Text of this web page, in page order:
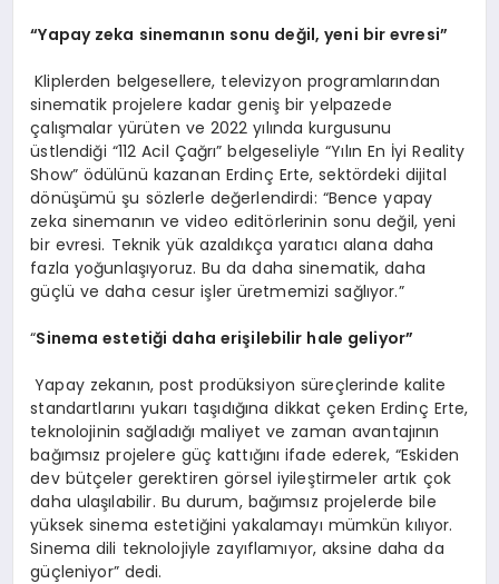
“Yapay zeka sinemanın sonu değil, yeni bir evresi”
Kliplerden belgesellere, televizyon programlarından
sinematik projelere kadar geniş bir yelpazede
çalışmalar yürüten ve 2022 yılında kurgusunu
üstlendiği “112 Acil Çağrı” belgeseliyle “Yılın En İyi Reality
Show” ödülünü kazanan Erdinç Erte, sektördeki dijital
dönüşümü şu sözlerle değerlendirdi: “Bence yapay
zeka sinemanın ve video editörlerinin sonu değil, yeni
bir evresi. Teknik yük azaldıkça yaratıcı alana daha
fazla yoğunlaşıyoruz. Bu da daha sinematik, daha
güçlü ve daha cesur işler üretmemizi sağlıyor.”
“Sinema estetiği daha erişilebilir hale geliyor”
Yapay zekanın, post prodüksiyon süreçlerinde kalite
standartlarını yukarı taşıdığına dikkat çeken Erdinç Erte,
teknolojinin sağladığı maliyet ve zaman avantajının
bağımsız projelere güç kattığını ifade ederek, “Eskiden
dev bütçeler gerektiren görsel iyileştirmeler artık çok
daha ulaşılabilir. Bu durum, bağımsız projelerde bile
yüksek sinema estetiğini yakalamayı mümkün kılıyor.
Sinema dili teknolojiyle zayıflamıyor, aksine daha da
güçleniyor” dedi.